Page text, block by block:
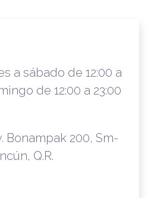
a sábado de 12:00 a
de 12:00 a 23:00
Bonampak 200, Sm-
Q.R.